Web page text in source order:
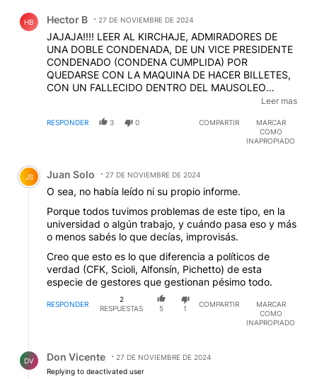
HB Hector B 27 DE NOVIEMBRE DE 2024
JAJAJA!!!! LEER AL KIRCHAJE, ADMIRADORES DE
UNA DOBLE CONDENADA, DE UN VICE PRESIDENTE
CONDENADO (CONDENA CUMPLIDA) POR
QUEDARSE CON LA MAQUINA DE HACER BILLETES,
CON UN FALLECIDO DENTRO DEL MAUSOLEO
PRODUCE COMO POCO RISA... ANTES DE CRITICAR,
MIRENSE AL ESPEJO... VERAN LA HORRIBLE JETA
REPTAN...JEJEJE
Leer mas
RESPONDER 3 0 COMPARTIR
MARCAR
COMO
INAPROPIADO
Comentario de Juan Solo.
JS Juan Solo 27 DE NOVIEMBRE DE 2024
O sea, no había leído ni su propio informe.
Porque todos tuvimos problemas de este tipo, en la
universidad o algún trabajo, y cuándo pasa eso y más
o menos sabés lo que decías, improvisás.
Creo que esto es lo que diferencia a políticos de
verdad (CFK, Scioli, Alfonsín, Pichetto) de esta
especie de gestores que gestionan pésimo todo.
RESPONDER
2
RESPUESTAS
5 1
COMPARTIR
MARCAR
COMO
INAPROPIADO
DV Don Vicente
27 DE NOVIEMBRE DE 2024
Replying to deactivated user